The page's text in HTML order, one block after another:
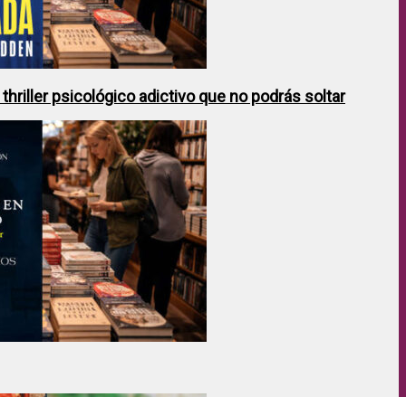
thriller psicológico adictivo que no podrás soltar